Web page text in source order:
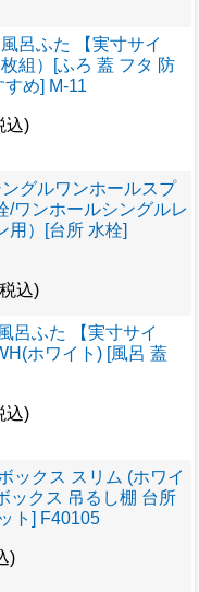
呂ふた 【実寸サイ
組）[ふろ 蓋 フタ 防
め] M-11
込)
グルワンホールスプ
/ワンホールシングルレ
用）[台所 水栓]
込)
呂ふた 【実寸サイ
ホワイト) [風呂 蓋
込)
ックス スリム (ホワイ
ックス 吊るし棚 台所
ト] F40105
)